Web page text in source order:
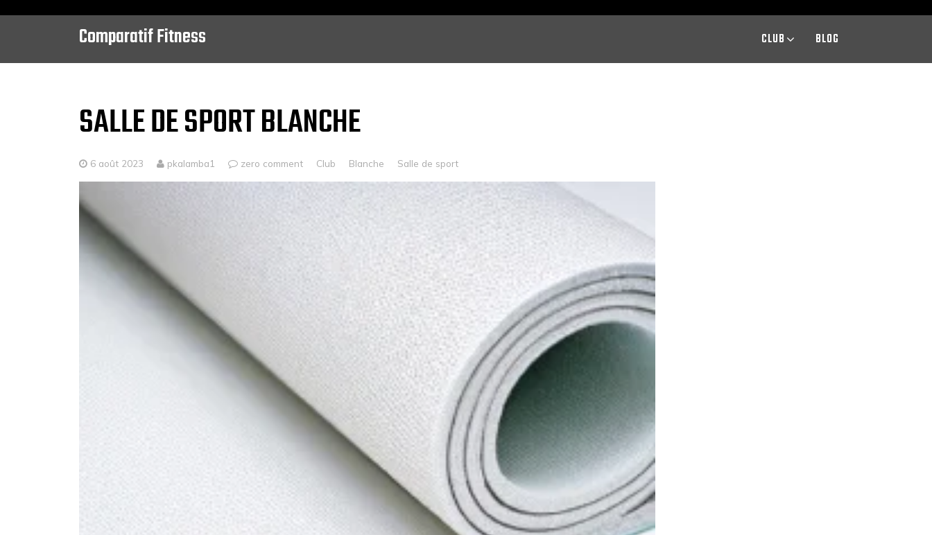
Comparatif Fitness CLUB BLOG
SALLE DE SPORT BLANCHE
6 août 2023 pkalamba1 zero comment Club Blanche Salle de sport